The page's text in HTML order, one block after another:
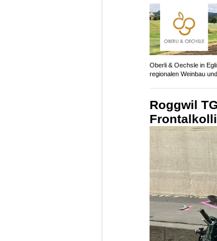
Oberli & Oechsle in
regionalen Weinbau
Roggwil